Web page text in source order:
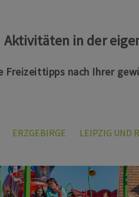
Aktivitäten in der
Freizeittipps nach Ihrer
ERZGEBIRGE LEIPZIG UND